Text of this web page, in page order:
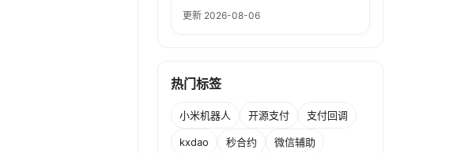
更新 2026-08-06
热门标签
小米机器人 开源支付 支付回调
kxdao 秒合约 微信辅助